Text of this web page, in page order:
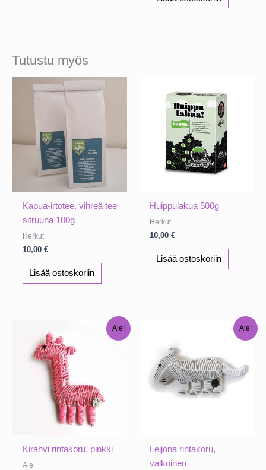
Tutustu myös
Kapua-irtotee, vihreä tee
sitruuna 100g
Herkut
10,00 €
Lisää ostoskoriin
Huippulakua 500g
Herkut
10,00 €
Lisää ostoskoriin
Ale!
Kirahvi rintakoru, pinkki
Ale
Ale!
Leijona rintakoru,
valkoinen